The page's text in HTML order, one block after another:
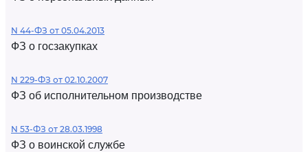
N 44-ФЗ от 05.04.2013
ФЗ о госзакупках
N 229-ФЗ от 02.10.2007
ФЗ об исполнительном производстве
N 53-ФЗ от 28.03.1998
ФЗ о воинской службе